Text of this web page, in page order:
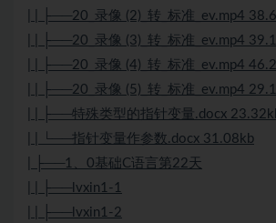
| | ├──20_录像 (2)_转_标准_ev.mp4
| | ├──20_录像 (3)_转_标准_ev.mp4
| | ├──20_录像 (4)_转_标准_ev.mp4
| | ├──20_录像 (5)_转_标准_ev.mp4
| | ├──特殊类型的指针变量.docx
| | └──指针变量作参数.docx 31.08kb
| ├──1、0基础C语言第22天
| | ├──lvxin1-1
| | ├──lvxin1-2